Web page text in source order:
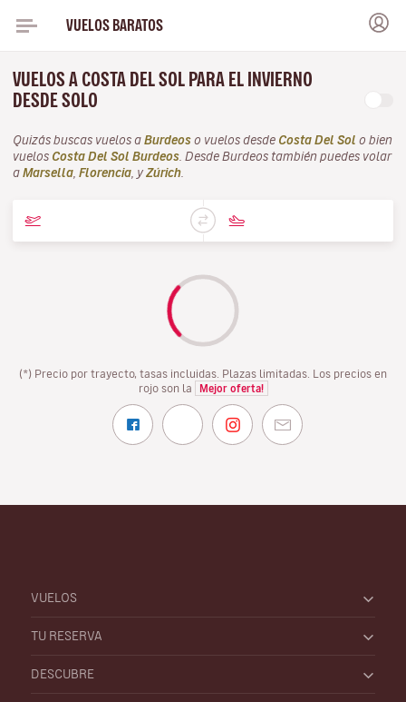
VUELOS BARATOS
VUELOS A COSTA DEL SOL PARA EL INVIERNO
DESDE SOLO
Quizás buscas vuelos a Burdeos o vuelos desde Costa Del Sol o bien
vuelos Costa Del Sol Burdeos . Desde Burdeos también puedes volar
a Marsella Florencia , y Zúrich
(*) Precio por trayecto, tasas incluidas. Plazas limitadas. Los precios en
rojo son la
Mejor oferta!
VUELOS
TU RESERVA
DESCUBRE